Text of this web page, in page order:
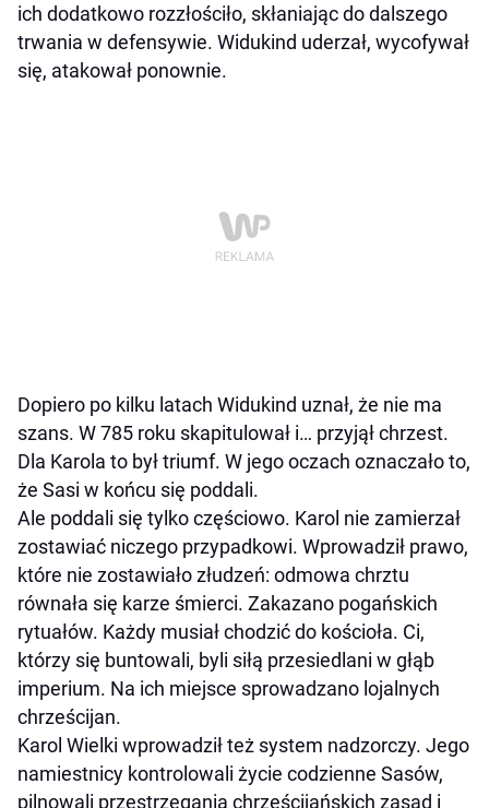
ich dodatkowo rozzłościło, skłaniając do dalszego
trwania w defensywie. Widukind uderzał, wycofywał
się, atakował ponownie.
Dopiero po kilku latach Widukind uznał, że nie ma
szans. W 785 roku skapitulował i… przyjął chrzest.
Dla Karola to był triumf. W jego oczach oznaczało to,
że Sasi w końcu się poddali.
Ale poddali się tylko częściowo. Karol nie zamierzał
zostawiać niczego przypadkowi. Wprowadził prawo,
które nie zostawiało złudzeń: odmowa chrztu
równała się karze śmierci. Zakazano pogańskich
rytuałów. Każdy musiał chodzić do kościoła. Ci,
którzy się buntowali, byli siłą przesiedlani w głąb
imperium. Na ich miejsce sprowadzano lojalnych
chrześcijan.
Karol Wielki wprowadził też system nadzorczy. Jego
namiestnicy kontrolowali życie codzienne Sasów,
pilnowali przestrzegania chrześcijańskich zasad i